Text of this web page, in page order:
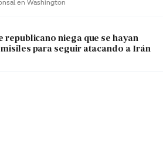
en Washington
republicano niega que se hayan
para seguir atacando a Irán